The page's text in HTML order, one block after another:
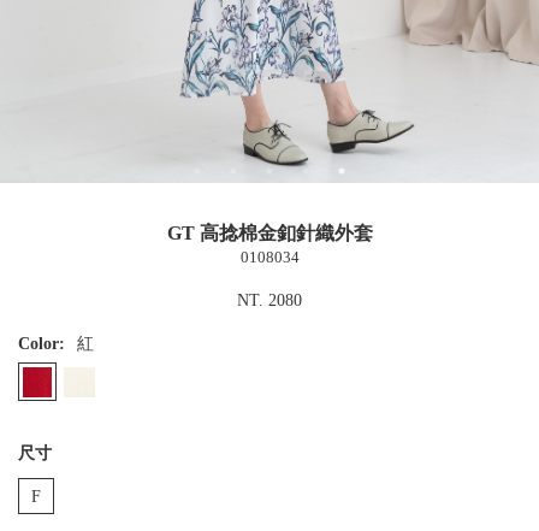
GT 高捻棉金釦針織外套
0108034
NT. 2080
Color: 紅
尺寸
F